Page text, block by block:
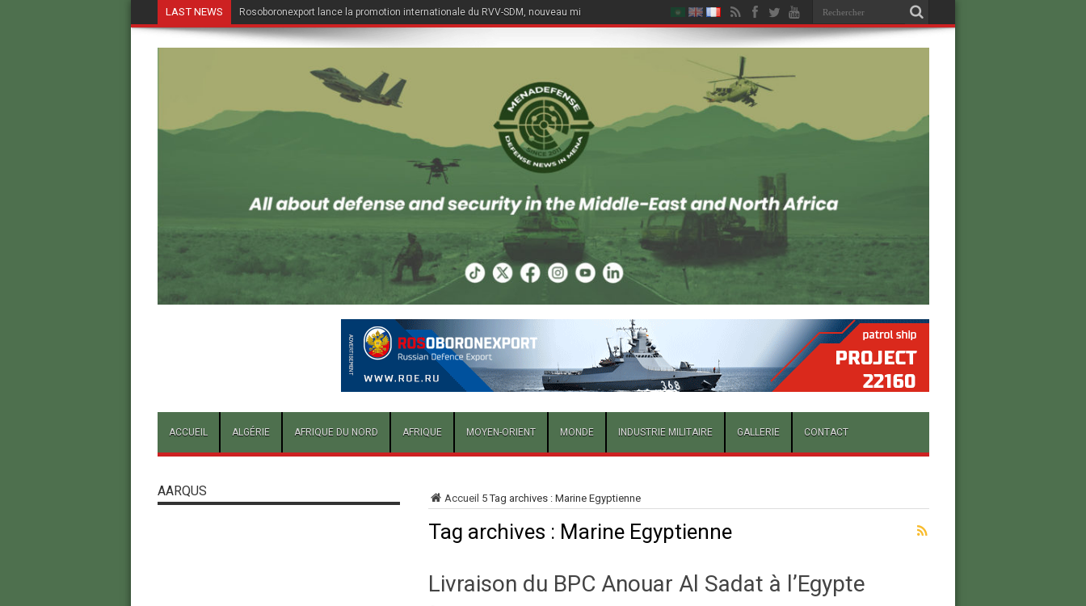
LAST NEWS Rosoboronexport lance la promotion internationale du RVV-SDM, nouveau missile air-air du Su-57E
ACCUEIL ALGÉRIE AFRIQUE DU NORD AFRIQUE MOYEN-ORIENT MONDE INDUSTRIE MILITAIRE GALLERIE CONTACT
Accueil 5Tag archives : Marine Egyptienne
Tag archives : Marine Egyptienne
Livraison du BPC Anouar Al Sadat à l’Egypte
AARQUS